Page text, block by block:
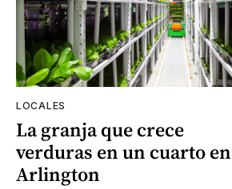
LOCALES
La granja que crece
verduras en un cuarto en
Arlington